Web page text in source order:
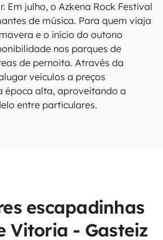
Em julho, o Azkena Rock Festival
de música. Para quem viaja
e o início do outono
nos parques de
de pernoita. Através da
veículos a preços
época alta, aproveitando a
entre particulares.
escapadinhas
Vitoria - Gasteiz